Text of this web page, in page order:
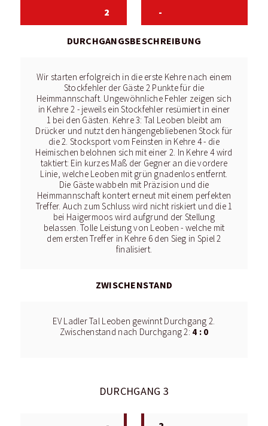
2 -
DURCHGANGSBESCHREIBUNG
Wir starten erfolgreich in die erste Kehre nach einem
Stockfehler der Gäste 2 Punkte für die
Heimmannschaft. Ungewöhnliche Fehler zeigen sich
in Kehre 2 - jeweils ein Stockfehler resümiert in einer
1 bei den Gästen. Kehre 3: Tal Leoben bleibt am
Drücker und nutzt den hängengebliebenen Stock für
die 2. Stocksport vom Feinsten in Kehre 4 - die
Heimischen belohnen sich mit einer 2. In Kehre 4 wird
taktiert: Ein kurzes Maß der Gegner an die vordere
Linie, welche Leoben mit grün gnadenlos entfernt.
Die Gäste wabbeln mit Präzision und die
Heimmannschaft kontert erneut mit einem perfekten
Treffer. Auch zum Schluss wird nicht riskiert und die 1
bei Haigermoos wird aufgrund der Stellung
belassen. Tolle Leistung von Leoben - welche mit
dem ersten Treffer in Kehre 6 den Sieg in Spiel 2
finalisiert.
ZWISCHENSTAND
EV Ladler Tal Leoben gewinnt Durchgang 2.
Zwischenstand nach Durchgang 2: 4 : 0
DURCHGANG 3